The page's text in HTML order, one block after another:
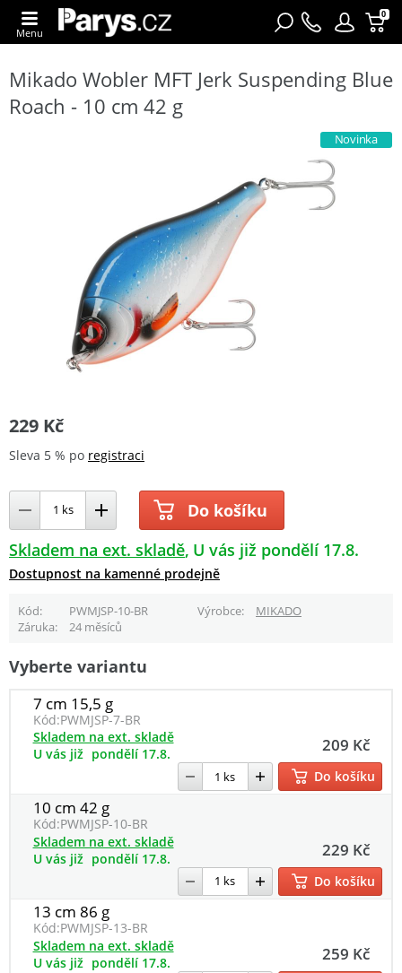
0
Menu
Mikado Wobler MFT Jerk Suspending Blue
Roach - 10 cm 42 g
Novinka
229 Kč
Sleva 5 % po registraci
Do košíku
Skladem na ext. skladě U vás již pondělí 17.8.
Dostupnost na kamenné prodejně
Kód PWMJSP-10-BR Výrobce
MIKADO
Záruka
24 měsíců
Vyberte variantu
7 cm 15,5 g
Kód:PWMJSP-7-BR
209 Kč
Skladem na ext. skladě
U vás již pondělí 17.8.
Do košíku
10 cm 42 g
Kód:PWMJSP-10-BR
229 Kč
Skladem na ext. skladě
U vás již pondělí 17.8.
Do košíku
13 cm 86 g
Kód:PWMJSP-13-BR
259 Kč
Skladem na ext. skladě
U vás již pondělí 17.8.